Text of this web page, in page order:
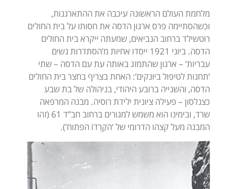
מלחמת העולם הראשונה עיכבה את ההתארגנות,
וכשהסתיימה פרס ארגון הדסה את חסותו על בית החולים
רוטשילד ברחוב הנביאים, שמעתה ייקרא בית החולים
הדסה. ביוני 1921 ייסדו אחיות מ’הסתדרות נשים
עבריות’ – ארגון שהתמזג באותה עת עם הדסה – שתי
‘תחנות לטיפול ביונקים’: האחת בצריף בחצר בית החולים
הדסה, והשנייה ברובע היהודי, בניהולה של בת שבע
כצנלסון – פעילה ציונית ילידת רוסיה. מבנה המרפאה
שרד, ובימינו הוא משמש למגורים ברחוב חב”ד 61 (זהו
המבנה מעל קצהו הדרומי של ‘הקַרְדוֹ הפתוח’).